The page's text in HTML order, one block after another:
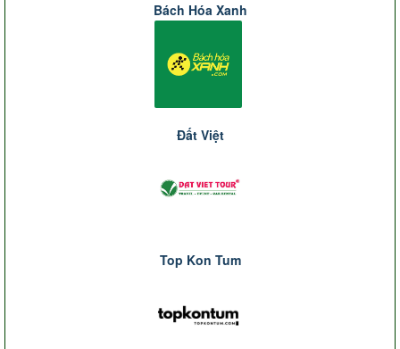
Bách Hóa Xanh
Đất Việt
Top Kon Tum